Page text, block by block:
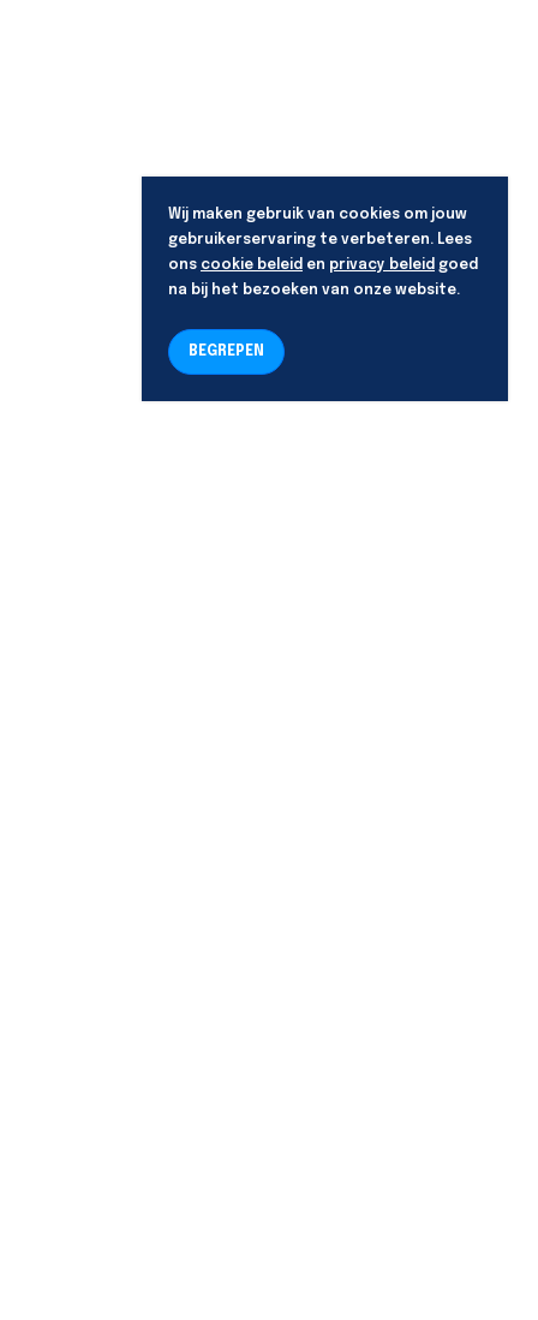
Wij maken gebruik van cookies om jouw
gebruikerservaring te verbeteren. Lees
ons cookie beleid en privacy beleid goed
na bij het bezoeken van onze website.
BEGREPEN